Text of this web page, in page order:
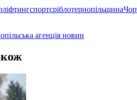
спортсріблотернопільщина
агенція новин